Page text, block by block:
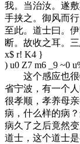
我。当治汝。遂
手挟之。御风而
至此。道士曰。
断。故收之耳。
x$ r! K4 }
) u0 Z7 m6 _9 ~0
这个感应也很
省宁波，有一个
很孝顺，孝养母
病，什么样的病
病久了之后竟然
道士，这个道士